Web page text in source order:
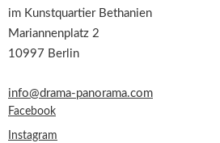
im Kunstquartier Bethanien
Mariannenplatz 2
10997 Berlin
info@drama-panorama.com
Facebook
Instagram